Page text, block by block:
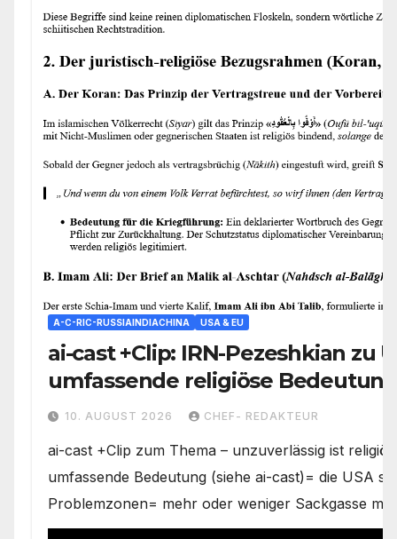
A-C-RIC-RUSSIAINDIACHINA USA & EU
ai-cast +Clip: IRN-Pezeshkian zu
umfassende religiöse
Spielraum
10. AUGUST 2026 CHEF- REDAKTEUR
ai-cast +Clip zum Thema – unzuverlässig ist
umfassende Bedeutung (siehe ai-cast)= die USA
Problemzonen= mehr oder weniger Sackgasse mit